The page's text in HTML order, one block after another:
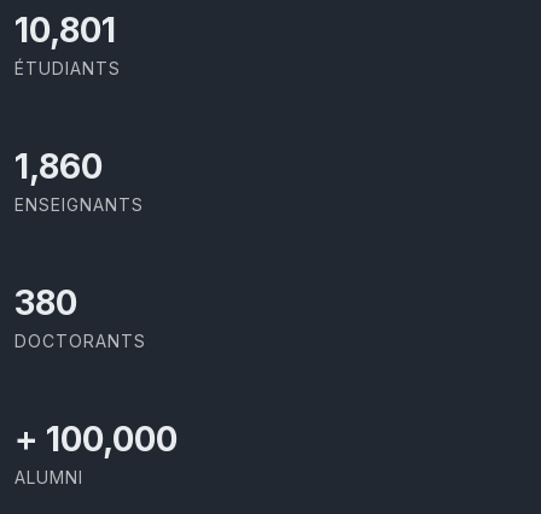
11,727
ÉTUDIANTS
2,029
ENSEIGNANTS
414
DOCTORANTS
+ 100,000
ALUMNI